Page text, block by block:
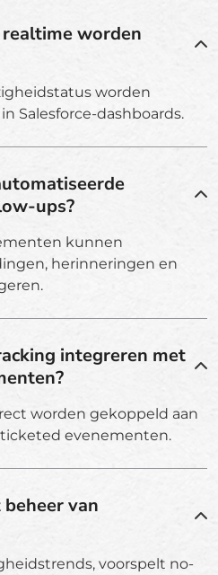
worden
worden
Salesforce-dashboards.
ups?
kunnen
herinneringen en
integreren met
worden gekoppeld aan
ticketed evenementen.
van
voorspelt no-